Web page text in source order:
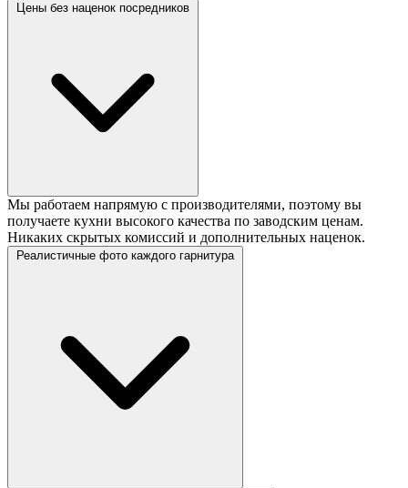
Цены без наценок посредников
Мы работаем напрямую с производителями, поэтому вы
получаете кухни высокого качества по заводским ценам.
Никаких скрытых комиссий и дополнительных наценок.
Реалистичные фото каждого гарнитура